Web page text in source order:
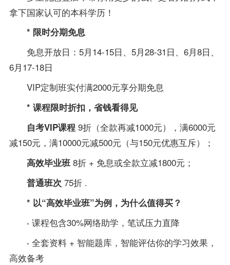
拿下国家认可的本科学历！
* 限时分期免息
免息开放日：5月14-15日、5月28-31日、6月8日、
6月17-18日
VIP定制班实付满2000元享分期免息
* 课程限时折扣，省钱看得见
自考VIP课程9折（全款再减1000元），满6000元
减150元，满10000元减500元（与150元优惠互斥）；
高效毕业班8折 + 免息或全款立减1800元；
普通班次 75折 .
* 以“高效毕业班”为例，为什么值得买？
· 课程包含30%网络助学，笔试压力直降
· 全套资料+ 智能题库，智能评估你的学习效果，
高效备考